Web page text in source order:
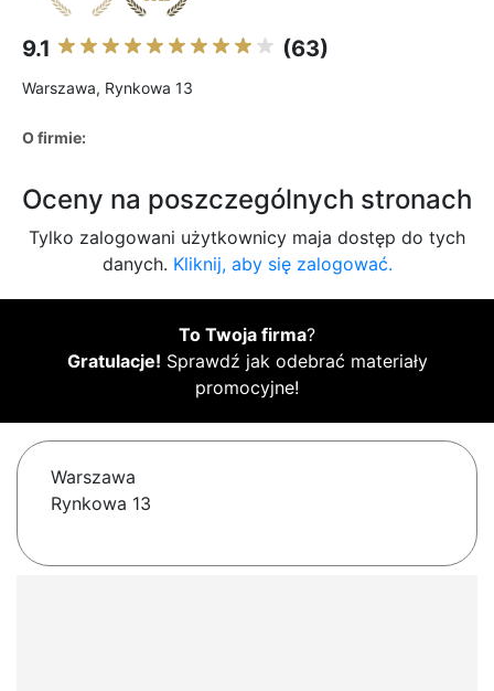
9.1 (63)
Warszawa, Rynkowa 13
O firmie:
Oceny na poszczególnych stronach
Tylko zalogowani użytkownicy maja dostęp do tych
danych. Kliknij, aby się zalogować.
To Twoja firma?
Gratulacje! Sprawdź jak odebrać materiały
promocyjne!
Warszawa
Rynkowa 13